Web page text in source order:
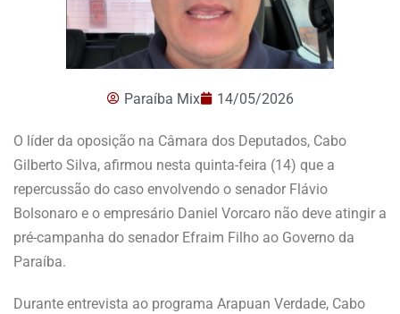
Paraíba Mix 14/05/2026
O líder da oposição na Câmara dos Deputados, Cabo
Gilberto Silva, afirmou nesta quinta-feira (14) que a
repercussão do caso envolvendo o senador Flávio
Bolsonaro e o empresário Daniel Vorcaro não deve atingir a
pré-campanha do senador Efraim Filho ao Governo da
Paraíba.
Durante entrevista ao programa Arapuan Verdade, Cabo